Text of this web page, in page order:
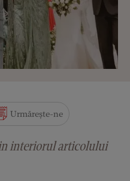
Urmărește-ne
in interiorul articolului